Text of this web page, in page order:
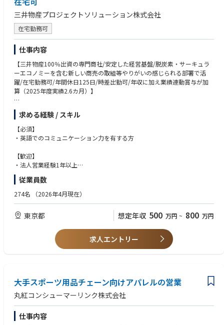
安定的に仕事に打ち込める環境がございます。
三井物産プロジェクトソリューション株式会社
在宅勤務可
仕事内容
【三井物産100％出資の専門商社/安定した経営基盤/脱炭素・サーキュラ
ーエコノミーを含む新しい商売の取組等やりがいの感じられる部署で活
躍/在宅勤務可/年間休日125日/時差出勤可/年収に加え業績連動賞与が加
算（2025年度実績2.6カ月）】
【プロジェクト開発部の取組】
・プロジェクトの具体化：エネルギー・石油化学をはじめ幅広く産業イン
フラ分野のプロジェクト開発・推進の為に、ニーズに応じて、プラント設
備・プロセスライセンスの供給、資金手配などの各種業務・サービスを提
含め、あらゆるニーズに対応していきます。
・新分野への挑戦：世界的に市場拡大が期待される電池、新素材、食品、
す。三井物産グループの総合力を発揮し、世界中のさまざまなニーズを察
知しながら、国内外のお客様やパートナーの業界構造変化対応をサポート
します。
【業務の概要】
ユーザーとメーカーの間に立ち、トータルコーディネートを担っていただ
・新規ビジネスの検討
・国内商売
・脱炭素・サーキュラーエコノミービジネスへの挑戦(蓄電所案件含む）
【入社された際に最初にお願いしたい業務、PJ】
求める経験 / スキル
【必須】
・英語でのコミュニケーション力を有する方
【歓迎】
・法人営業経験1年以上
・海外営業経験がある方
・各種技術営業経験がある方
・脱炭素・サーキュラーエコノミー関連業務経験がある方
----
・当社の取組(業態変革)に共感出来る方
※当社のコア事業である社会インフラ分野において、事業投資・サービ
ス・トレーディングなど、多様なビジネススキームを駆使し、さらなる事
業拡大を目指しています。
従業員数
274名 （2026年4月現在）
東京都 想定年収 500 万円 ~ 800 万円
求人エントリー
大手スポーツ用品チェーン向けアパレルの営業
丸紅コンシューマーリンク株式会社
仕事内容